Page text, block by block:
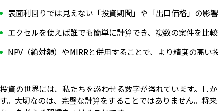
表面利回りでは見えない「投資期間」や「出口価格」の影
エクセルを使えば誰でも簡単に計算でき、複数の案件を比
NPV（絶対額）やMIRRと併用することで、より精度の高い
投資の世界には、私たちを惑わせる数字が溢れています。し
す。大切なのは、完璧な計算をすることではありません。将